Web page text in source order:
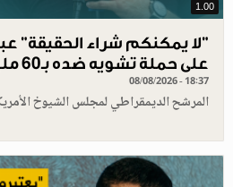
1.00
"لا يمكنكم شراء الحقيقة"
على حملة تشويه ضده بـ60 مليون دولار!
08/08/2026 - 18:37
المرشح الديمقراطي لمجلس الشيوخ